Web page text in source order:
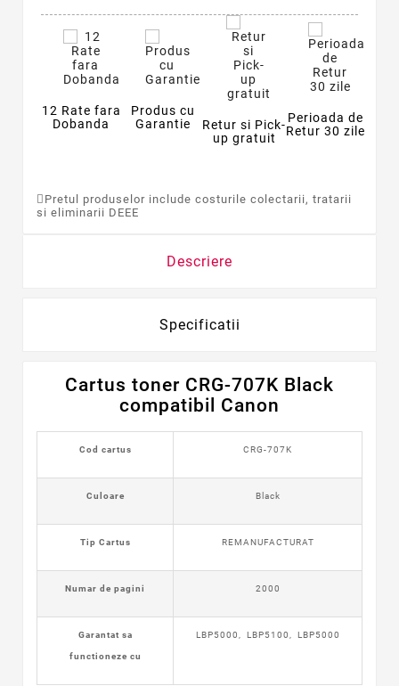
12 Rate fara
Dobanda
Produs cu
Garantie
Retur si Pick-
up gratuit
Perioada de
Retur 30 zile
Pretul produselor include costurile colectarii, tratarii
si eliminarii DEEE
Descriere
Specificatii
Cartus toner CRG-707K Black
compatibil Canon
Cod cartus CRG-707K
Culoare Black
Tip Cartus REMANUFACTURAT
Numar de pagini 2000
Garantat sa
functioneze cu
LBP5000, LBP5100, LBP5000